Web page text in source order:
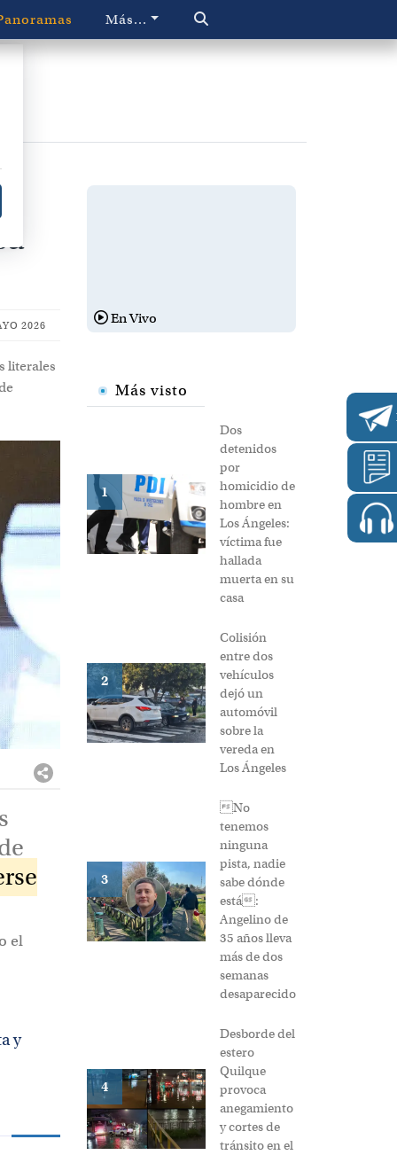
Más...
2026
literales
el
y
En Vivo
Más visto
1
Dos
detenidos
por
homicidio de
hombre en
Los Ángeles:
víctima fue
hallada
muerta en su
casa
2
Colisión
entre dos
vehículos
dejó un
automóvil
sobre la
vereda en
Los Ángeles
3
No
tenemos
ninguna
pista, nadie
sabe dónde
está:
Angelino de
35 años lleva
más de dos
semanas
desaparecido
4
Desborde del
estero
Quilque
provoca
anegamiento
y cortes de
tránsito en el